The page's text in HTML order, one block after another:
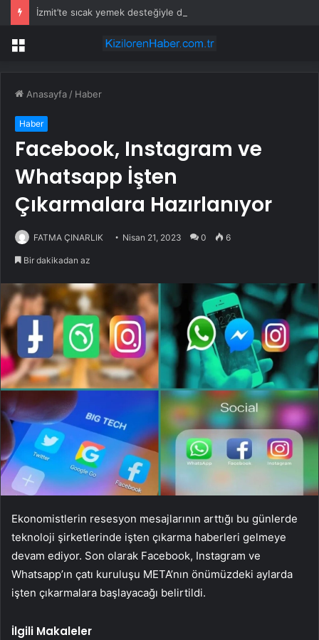
İzmit’te sıcak yemek desteğiyle dayanışma büyüyor
Menü
Anasayfa / Haber
Haber
Facebook, Instagram ve
Whatsapp İşten
Çıkarmalara Hazırlanıyor
FATMA ÇINARLIK Nisan 21, 2023 0 6
Bir dakikadan az
Ekonomistlerin resesyon mesajlarının arttığı bu günlerde
teknoloji şirketlerinde işten çıkarma haberleri gelmeye
devam ediyor. Son olarak Facebook, Instagram ve
Whatsapp’ın çatı kuruluşu META’nın önümüzdeki aylarda
işten çıkarmalara başlayacağı belirtildi.
İlgili Makaleler